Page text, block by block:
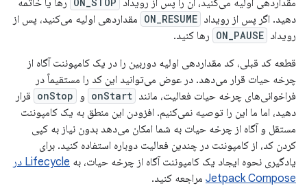
دهید. اگر پس از رویداد ON_RESUME مقداردهی اولیه می‌کنید، پس از
رویداد ON_PAUSE رها کنید.
قطعه کد قبلی، کد مقداردهی اولیه دوربین را در یک کامپوننت آگاه از
چرخه حیات قرار می‌دهد. در عوض می‌توانید این کد را مستقیماً در
فراخوانی‌های چرخه حیات فعالیت، مانند onStart و onStop قرار
دهید، اما ما این را توصیه نمی‌کنیم. افزودن این منطق به یک کامپوننت
مستقل و آگاه از چرخه حیات به شما امکان می‌دهد بدون نیاز به کپی
کردن کد، از کامپوننت در چندین فعالیت دوباره استفاده کنید. برای
یادگیری نحوه ایجاد یک کامپوننت آگاه از چرخه حیات، به
Lifecycle در
Jetpack Compose مراجعه کنید.